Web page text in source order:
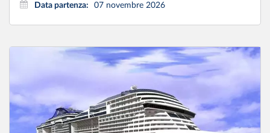
Data partenza:
07 novembre 2026